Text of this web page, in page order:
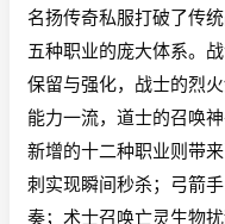
名扬传奇私服打破了传
五种职业的庞大体系。
保留与强化，战士的烈
能力一流，道士的召唤
新增的十二种职业则带
刺实现瞬间秒杀；弓箭
奏；术士召唤亡灵生物